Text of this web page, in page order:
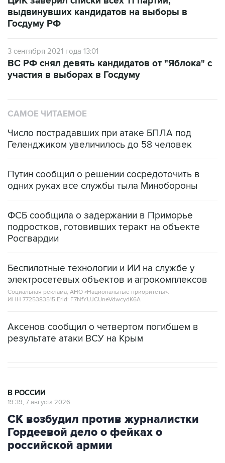
Госдуму РФ
3 сентября 2021 года 13:01
участия в выборах в Госдуму
Число пострадавших при атаке БПЛА под
Путин сообщил о решении сосредоточить в
ФСБ сообщила о задержании в Приморье
Росгвардии
Беспилотные технологии и ИИ на службе у
Социальная реклама, АНО «Национальные приоритеты».
ИНН 7725383515 Erid: F7NfYUJCUneVdwcydK6A
Аксенов сообщил о четвертом погибшем в
СК возбудил против журналистки
Гордеевой дело о фейках о
российской армии
Москва. 7 августа. INTERFAX.RU - Против